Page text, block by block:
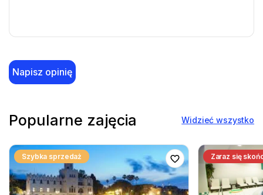
Napisz opinię
Popularne zajęcia Widzieć wszystko
Szybka sprzedaż Zaraz się